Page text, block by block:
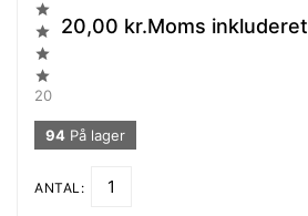




20,00 kr.Moms inkluderet
20
94 På lager
ANTAL: